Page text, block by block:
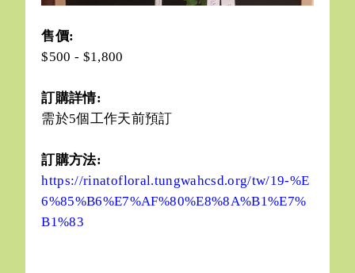
售價:
$500 - $1,800
訂購詳情:
需於5個工作天前預訂
訂購方法:
https://rinatofloral.tungwahcsd.org/tw/19-%E
6%85%B6%E7%AF%80%E8%8A%B1%E7%
B1%83